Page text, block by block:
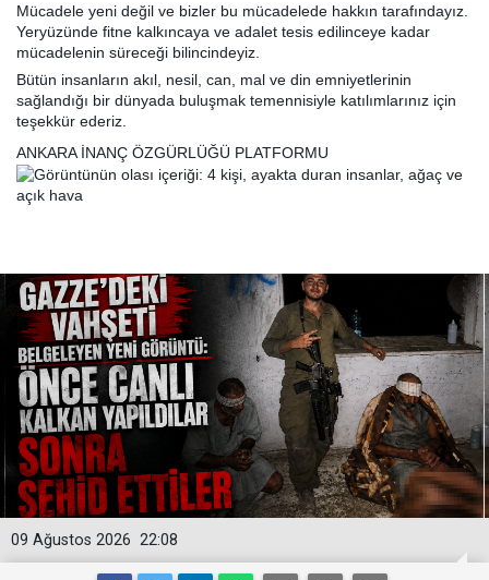
Mücadele yeni değil ve bizler bu mücadelede hakkın tarafındayız.
Yeryüzünde fitne kalkıncaya ve adalet tesis edilinceye kadar
mücadelenin süreceği bilincindeyiz.
Bütün insanların akıl, nesil, can, mal ve din emniyetlerinin
sağlandığı bir dünyada buluşmak temennisiyle katılımlarınız için
teşekkür ederiz.
ANKARA İNANÇ ÖZGÜRLÜĞÜ PLATFORMU
22:08
09 Ağustos 2026